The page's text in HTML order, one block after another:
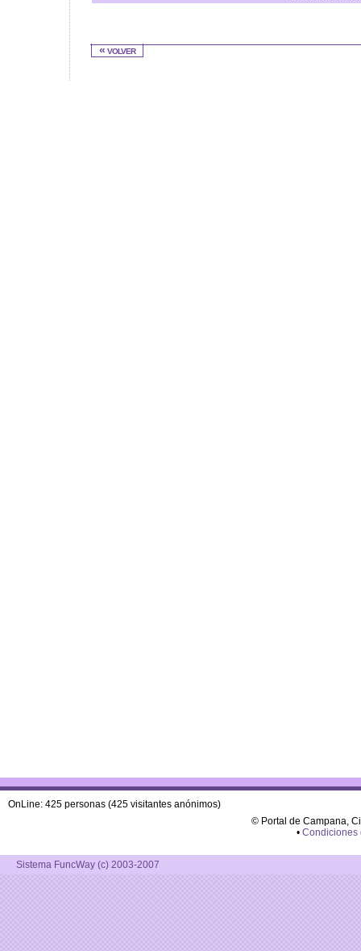
« volver
OnLine: 425 personas (425 visitantes anónimos)
© Portal de Campana,
• Condiciones
Sistema FuncWay (c) 2003-2007